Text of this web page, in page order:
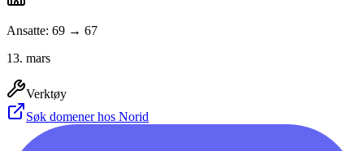
Ansatte: 69 → 67
13. mars
Verktøy
Søk domener hos Norid